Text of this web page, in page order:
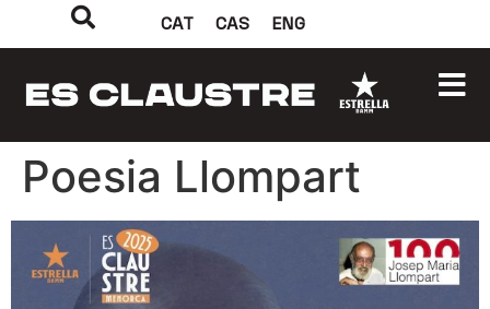
CAT CAS ENG
Poesia Llompart